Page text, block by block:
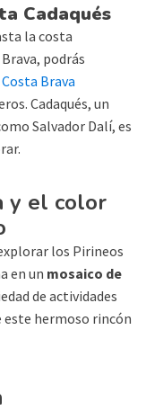
Cadaqués
la costa
podrás
Brava
Cadaqués, un
Salvador Dalí, es
y el color
los Pirineos
en un mosaico de
de actividades
hermoso rincón